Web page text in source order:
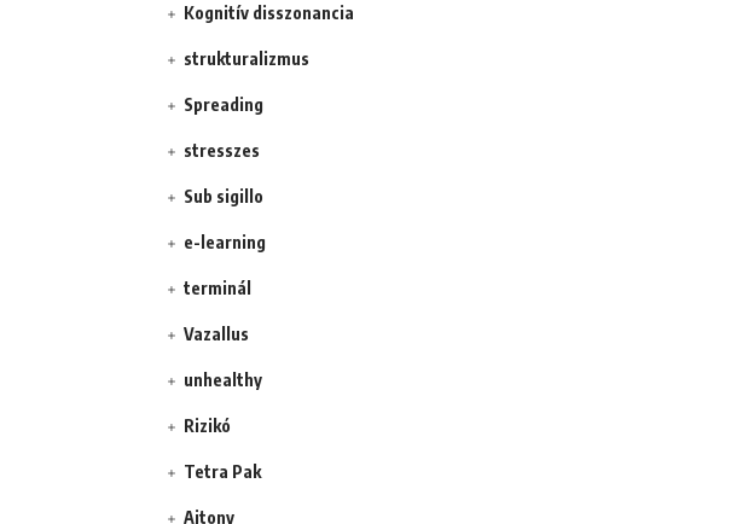
Kognitív disszonancia
strukturalizmus
Spreading
stresszes
Sub sigillo
e-learning
terminál
Vazallus
unhealthy
Rizikó
Tetra Pak
Ajtony